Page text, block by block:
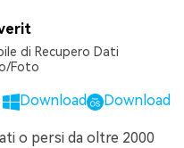
di Recupero Dati
Foto
Download Download
o persi da oltre 2000